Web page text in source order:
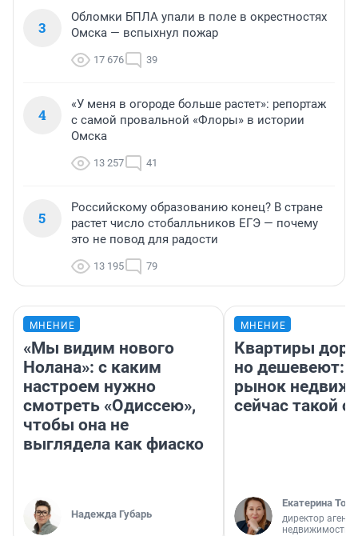
3
Обломки БПЛА упали в поле в окрестностях
Омска — вспыхнул пожар
17 676 39
4
«У меня в огороде больше растет»: репортаж
с самой провальной «Флоры» в истории
Омска
13 257 41
5
Российскому образованию конец? В стране
растет число стобалльников ЕГЭ — почему
это не повод для радости
13 195 79
МНЕНИЕ
«Мы видим нового
Нолана»: с каким
настроем нужно
смотреть «Одиссею»,
чтобы она не
выглядела как фиаско
Надежда Губарь
МНЕНИЕ
Квартиры
но дешевеют:
рынок
сейчас такой
Екатерина
директор
недвижимости